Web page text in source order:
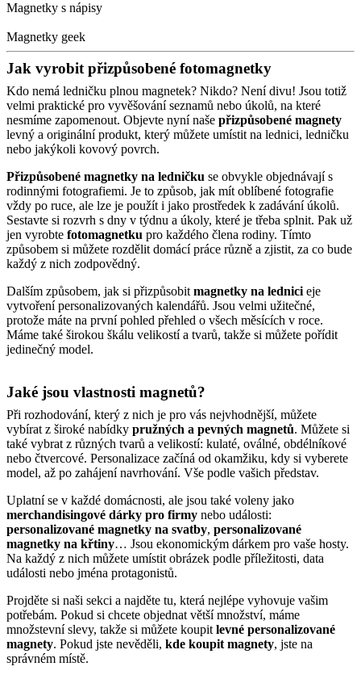
Magnetky s nápisy
Magnetky geek
Jak vyrobit přizpůsobené fotomagnetky
Kdo nemá ledničku plnou magnetek? Nikdo? Není divu! Jsou totiž
velmi praktické pro vyvěšování seznamů nebo úkolů, na které
nesmíme zapomenout. Objevte nyní naše přizpůsobené magnety
levný a originální produkt, který můžete umístit na lednici, ledničku
nebo jakýkoli kovový povrch.
Přizpůsobené magnetky na ledničku se obvykle objednávají s
rodinnými fotografiemi. Je to způsob, jak mít oblíbené fotografie
vždy po ruce, ale lze je použít i jako prostředek k zadávání úkolů.
Sestavte si rozvrh s dny v týdnu a úkoly, které je třeba splnit. Pak už
jen vyrobte fotomagnetku pro každého člena rodiny. Tímto
způsobem si můžete rozdělit domácí práce různě a zjistit, za co bude
každý z nich zodpovědný.
Dalším způsobem, jak si přizpůsobit magnetky na lednici eje
vytvoření personalizovaných kalendářů. Jsou velmi užitečné,
protože máte na první pohled přehled o všech měsících v roce.
Máme také širokou škálu velikostí a tvarů, takže si můžete pořídit
jedinečný model.
Jaké jsou vlastnosti magnetů?
Při rozhodování, který z nich je pro vás nejvhodnější, můžete
vybírat z široké nabídky pružných a pevných magnetů. Můžete si
také vybrat z různých tvarů a velikostí: kulaté, oválné, obdélníkové
nebo čtvercové. Personalizace začíná od okamžiku, kdy si vyberete
model, až po zahájení navrhování. Vše podle vašich představ.
Uplatní se v každé domácnosti, ale jsou také voleny jako
merchandisingové dárky pro firmy nebo události:
personalizované magnetky na svatby, personalizované
magnetky na křtiny… Jsou ekonomickým dárkem pro vaše hosty.
Na každý z nich můžete umístit obrázek podle příležitosti, data
události nebo jména protagonistů.
Projděte si naši sekci a najděte tu, která nejlépe vyhovuje vašim
potřebám. Pokud si chcete objednat větší množství, máme
množstevní slevy, takže si můžete koupit levné personalizované
magnety. Pokud jste nevěděli, kde koupit magnety, jste na
správném místě.